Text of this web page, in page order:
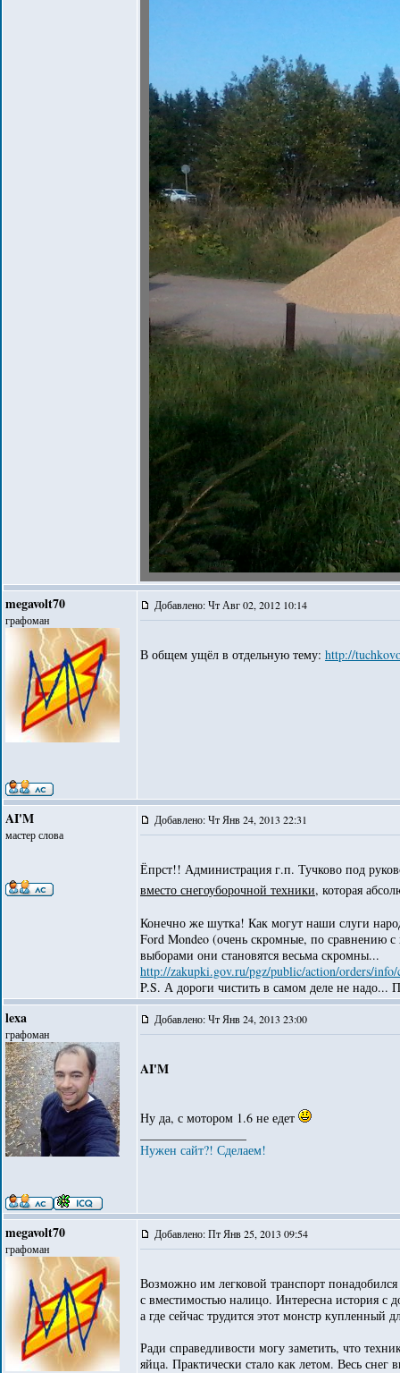
megavolt70
графоман
Добавлено: Чт Авг 02, 2012 10:14
В общем ущёл в отдельную тему: http://
AI'M
мастер слова
Добавлено: Чт Янв 24, 2013 22:31
Ёпрст!! Администрация г.п. Тучково под
вместо снегоуборочной техники, которая
Конечно же шутка! Как могут наши слуги
Ford Mondeo (очень скромные, по сравнению
выборами они становятся весьма скромны...
http://zakupki.gov.ru/pgz/public/action/orders/
P.S. А дороги чистить в самом деле не надо...
lexa
графоман
Добавлено: Чт Янв 24, 2013 23:00
AI'M
Ну да, с мотором 1.6 не едет
Нужен сайт?! Сделаем!
megavolt70
графоман
Добавлено: Пт Янв 25, 2013 09:54
Возможно им легковой транспорт
с вместимостью налицо. Интересна история с
а где сейчас трудится этот монстр купленный
Ради справедливости могу заметить, что
яйца. Практически стало как летом. Весь снег